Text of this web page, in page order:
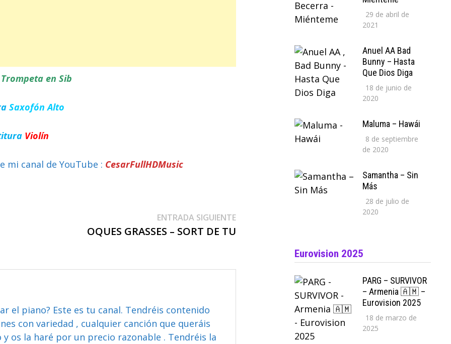
Trompeta en Sib
Saxofón Alto
Violín
mi canal de YouTube : CesarFullHDMusic
ENTRADA SIGUIENTEEntrada
OQUES GRASSES – SORT DE TU
el piano? Este es tu canal. Tendréis contenido
con variedad , cualquier canción que queráis
os la haré por un precio razonable . Tendréis la
29 de abril de
2021
Anuel AA Bad
Bunny – Hasta
Que Dios Diga
18 de junio de
2020
Maluma – Hawái
8 de septiembre
de 2020
Samantha – Sin
Más
28 de julio de
2020
Eurovision 2025
PARG – SURVIVOR
– Armenia 🇦🇲 –
Eurovision 2025
18 de marzo de
2025